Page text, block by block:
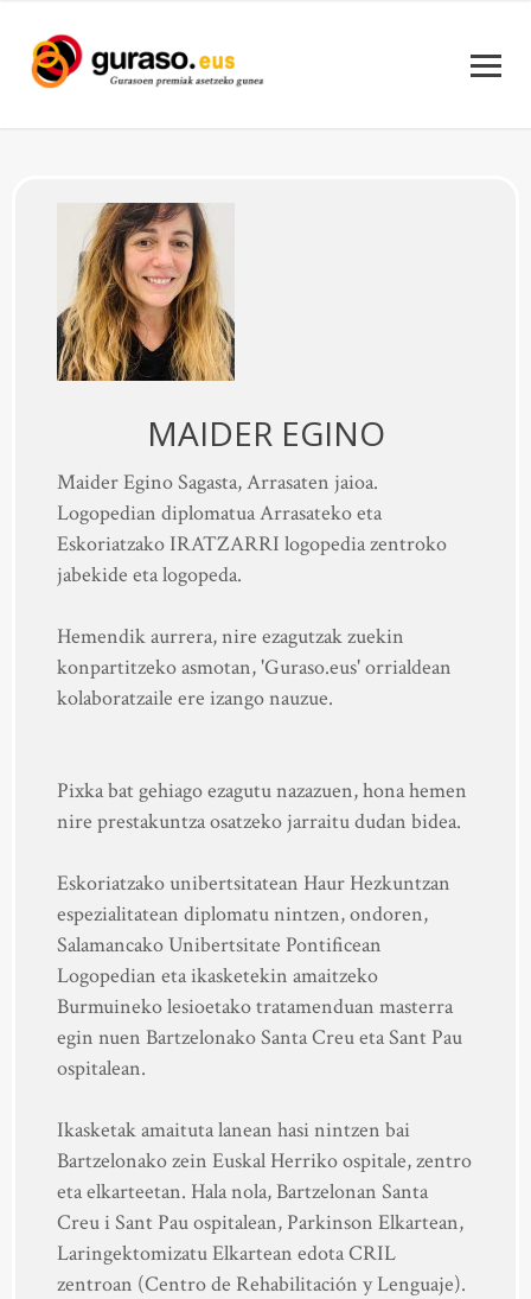
MAIDER EGINO
Maider Egino Sagasta, Arrasaten jaioa.
Logopedian diplomatua Arrasateko eta
Eskoriatzako IRATZARRI logopedia zentroko
jabekide eta logopeda.
Hemendik aurrera, nire ezagutzak zuekin
konpartitzeko asmotan, 'Guraso.eus' orrialdean
kolaboratzaile ere izango nauzue.
Pixka bat gehiago ezagutu nazazuen, hona hemen
nire prestakuntza osatzeko jarraitu dudan bidea.
Eskoriatzako unibertsitatean Haur Hezkuntzan
espezialitatean diplomatu nintzen, ondoren,
Salamancako Unibertsitate Pontificean
Logopedian eta ikasketekin amaitzeko
Burmuineko lesioetako tratamenduan masterra
egin nuen Bartzelonako Santa Creu eta Sant Pau
ospitalean.
Ikasketak amaituta lanean hasi nintzen bai
Bartzelonako zein Euskal Herriko ospitale, zentro
eta elkarteetan. Hala nola, Bartzelonan Santa
Creu i Sant Pau ospitalean, Parkinson Elkartean,
Laringektomizatu Elkartean edota CRIL
zentroan (Centro de Rehabilitación y Lenguaje).